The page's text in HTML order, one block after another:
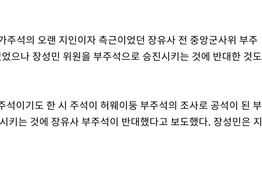
주석의 오랜 지인이자 측근이었던 장유사 전 중앙군사위 부주
으나 장성민 위원을 부주석으로 승진시키는 것에 반대한 것도
이기도 한 시 주석이 허웨이둥 부주석의 조사로 공석이 된 부
키는 것에 장유사 부주석이 반대했다고 보도했다. 장성민은 지